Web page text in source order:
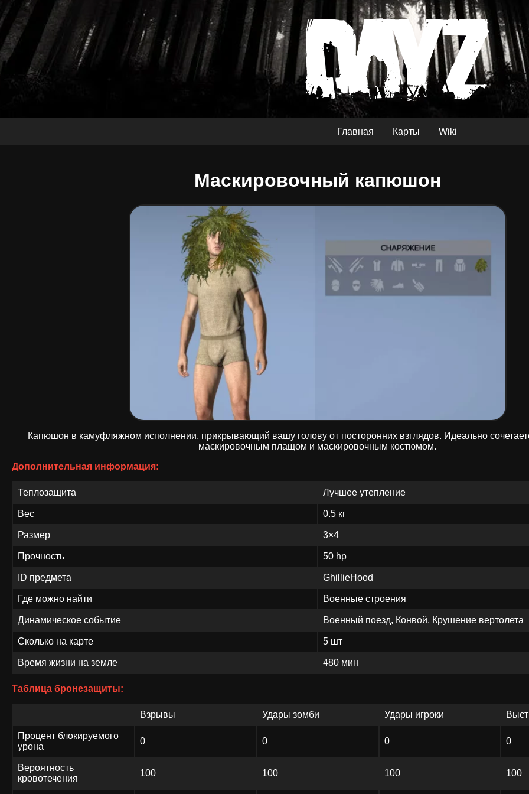
Главная Карты Wiki
Маскировочный капюшон
Капюшон в камуфляжном исполнении, прикрывающий вашу голову от посторонних взглядов. Идеально
маскировочным плащом и маскировочным костюмом.
Дополнительная информация:
Теплозащита Лучшее утепление
Вес 0.5 кг
Размер 3×4
Прочность 50 hp
ID предмета GhillieHood
Где можно найти Военные строения
Динамическое событие Военный поезд, Конвой, Крушение вертолета
Сколько на карте 5 шт
Время жизни на земле 480 мин
Таблица бронезащиты:
Взрывы Удары зомби Удары игроки
Процент блокируемого
урона
0 0 0 0
Вероятность
кровотечения
100 100 100 100